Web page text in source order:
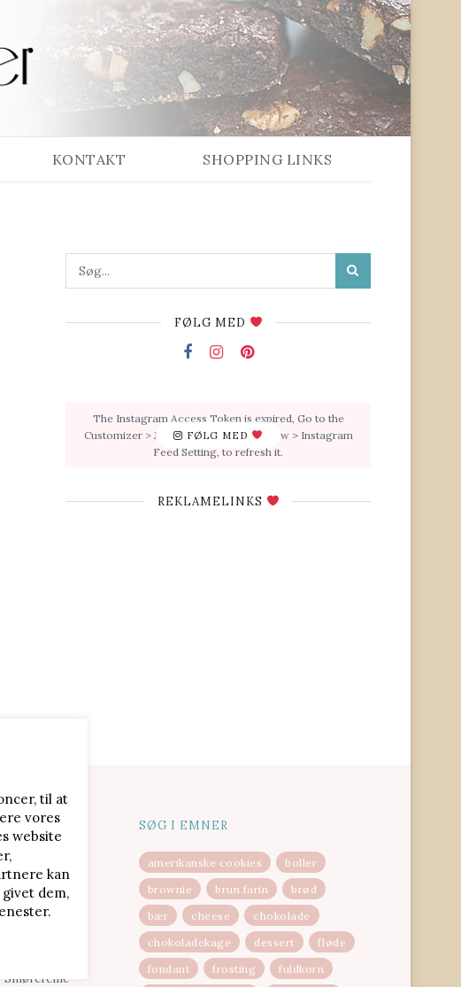
KONTAKT SHOPPING LINKS
FØLG MED
FØLG MED
The Instagram Access Token is expired, Go to the
Customizer > JNews : Social, Like & View > Instagram
Feed Setting, to refresh it.
REKLAMELINKS
Is
Jul
Kager
Smørcreme
SØG I EMNER
amerikanske cookies
boller
brownie
brun farin
brød
bær
cheese
chokolade
chokoladekage
dessert
fløde
fondant
frosting
fuldkorn
til at
vores
website
kan
dem,